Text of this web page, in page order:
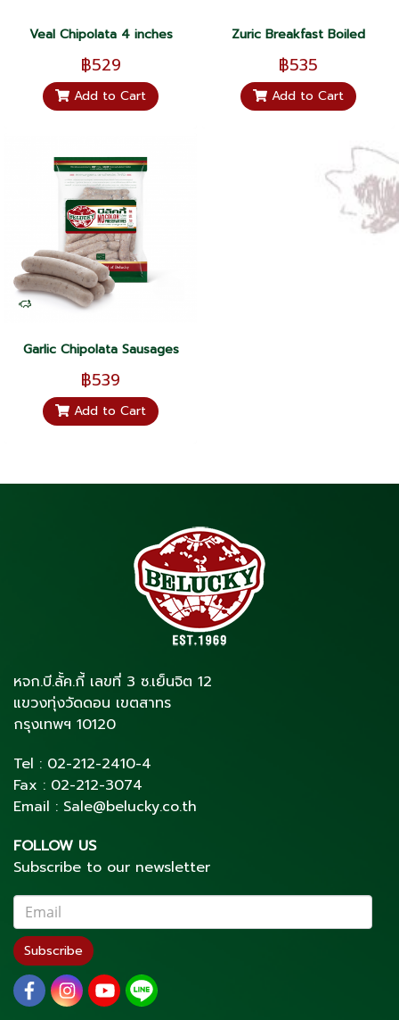
Veal Chipolata 4 inches
฿529
Add to Cart
Zuric Breakfast Boiled
฿535
Add to Cart
Garlic Chipolata Sausages
฿539
Add to Cart
หจก.บี.ลั้ค.กี้ เลขที่ 3 ซ.เย็นจิต 12
แขวงทุ่งวัดดอน เขตสาทร
กรุงเทพฯ 10120
Tel : 02-212-2410-4
Fax : 02-212-3074
Email : Sale@belucky.co.th
FOLLOW US
Subscribe to our newsletter
Subscribe